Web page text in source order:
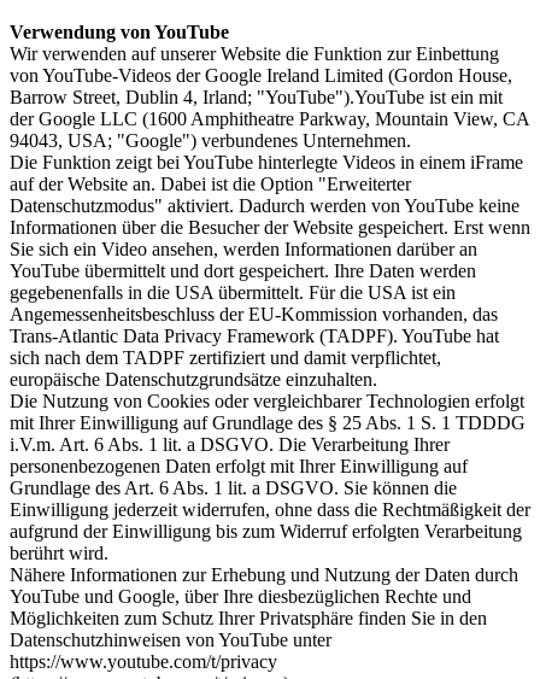
Verwendung von YouTube
Wir verwenden auf unserer Website die Funktion zur Einbettung
von YouTube-Videos der Google Ireland Limited (Gordon House,
Barrow Street, Dublin 4, Irland; "YouTube").YouTube ist ein mit
der Google LLC (1600 Amphitheatre Parkway, Mountain View, CA
94043, USA; "Google") verbundenes Unternehmen.
Die Funktion zeigt bei YouTube hinterlegte Videos in einem iFrame
auf der Website an. Dabei ist die Option "Erweiterter
Datenschutzmodus" aktiviert. Dadurch werden von YouTube keine
Informationen über die Besucher der Website gespeichert. Erst wenn
Sie sich ein Video ansehen, werden Informationen darüber an
YouTube übermittelt und dort gespeichert. Ihre Daten werden
gegebenenfalls in die USA übermittelt. Für die USA ist ein
Angemessenheitsbeschluss der EU-Kommission vorhanden, das
Trans-Atlantic Data Privacy Framework (TADPF). YouTube hat
sich nach dem TADPF zertifiziert und damit verpflichtet,
europäische Datenschutzgrundsätze einzuhalten.
Die Nutzung von Cookies oder vergleichbarer Technologien erfolgt
mit Ihrer Einwilligung auf Grundlage des § 25 Abs. 1 S. 1 TDDDG
i.V.m. Art. 6 Abs. 1 lit. a DSGVO. Die Verarbeitung Ihrer
personenbezogenen Daten erfolgt mit Ihrer Einwilligung auf
Grundlage des Art. 6 Abs. 1 lit. a DSGVO. Sie können die
Einwilligung jederzeit widerrufen, ohne dass die Rechtmäßigkeit der
aufgrund der Einwilligung bis zum Widerruf erfolgten Verarbeitung
berührt wird.
Nähere Informationen zur Erhebung und Nutzung der Daten durch
YouTube und Google, über Ihre diesbezüglichen Rechte und
Möglichkeiten zum Schutz Ihrer Privatsphäre finden Sie in den
Datenschutzhinweisen von YouTube unter
https://www.youtube.com/t/privacy